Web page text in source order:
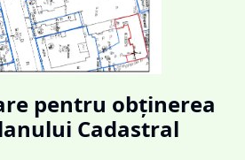
pentru obținerea
Cadastral